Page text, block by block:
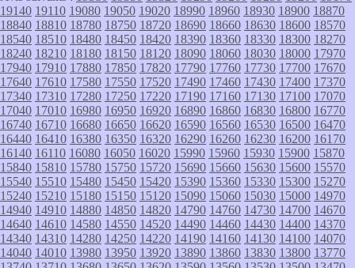
19140 19110 19080 19050 19020 18990 18960 18930 18900 18870
18840 18810 18780 18750 18720 18690 18660 18630 18600 18570
18540 18510 18480 18450 18420 18390 18360 18330 18300 18270
18240 18210 18180 18150 18120 18090 18060 18030 18000 17970
17940 17910 17880 17850 17820 17790 17760 17730 17700 17670
17640 17610 17580 17550 17520 17490 17460 17430 17400 17370
17340 17310 17280 17250 17220 17190 17160 17130 17100 17070
17040 17010 16980 16950 16920 16890 16860 16830 16800 16770
16740 16710 16680 16650 16620 16590 16560 16530 16500 16470
16440 16410 16380 16350 16320 16290 16260 16230 16200 16170
16140 16110 16080 16050 16020 15990 15960 15930 15900 15870
15840 15810 15780 15750 15720 15690 15660 15630 15600 15570
15540 15510 15480 15450 15420 15390 15360 15330 15300 15270
15240 15210 15180 15150 15120 15090 15060 15030 15000 14970
14940 14910 14880 14850 14820 14790 14760 14730 14700 14670
14640 14610 14580 14550 14520 14490 14460 14430 14400 14370
14340 14310 14280 14250 14220 14190 14160 14130 14100 14070
14040 14010 13980 13950 13920 13890 13860 13830 13800 13770